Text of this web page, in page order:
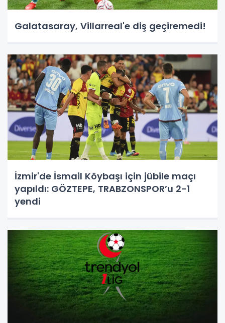
Galatasaray, Villarreal'e diş geçiremedi!
İzmir'de İsmail Köybaşı için jübile maçı
yapıldı: GÖZTEPE, TRABZONSPOR’u 2-1
yendi